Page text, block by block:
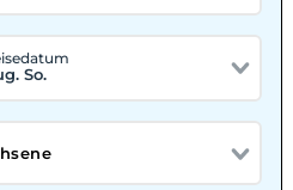
So.